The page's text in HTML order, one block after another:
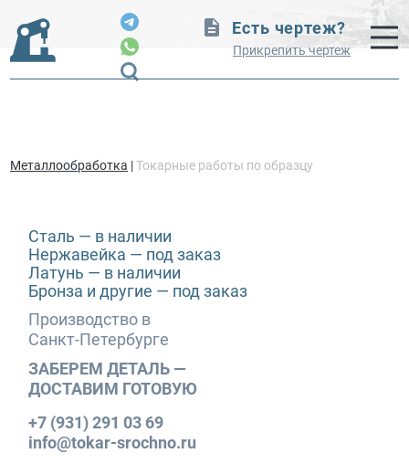
Есть чертеж?
Прикрепить чертеж
Металлообработка |Токарные работы по образцу
Cталь — в наличии
Нержавейка — под заказ
Латунь — в наличии
Бронза и другие — под заказ
Производство в
Санкт‑Петербурге
ЗАБЕРЕМ ДЕТАЛЬ —
ДОСТАВИМ ГОТОВУЮ
+7 (931) 291 03 69
info@tokar-srochno.ru